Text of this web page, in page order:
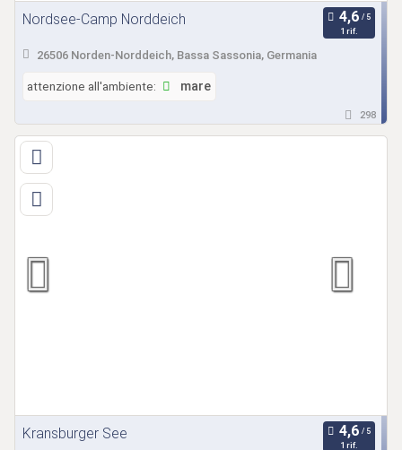
Nordsee-Camp Norddeich
1 rif.
26506 Norden-Norddeich, Bassa Sassonia, Germania
attenzione all'ambiente: mare
298
Kransburger See
1 rif.